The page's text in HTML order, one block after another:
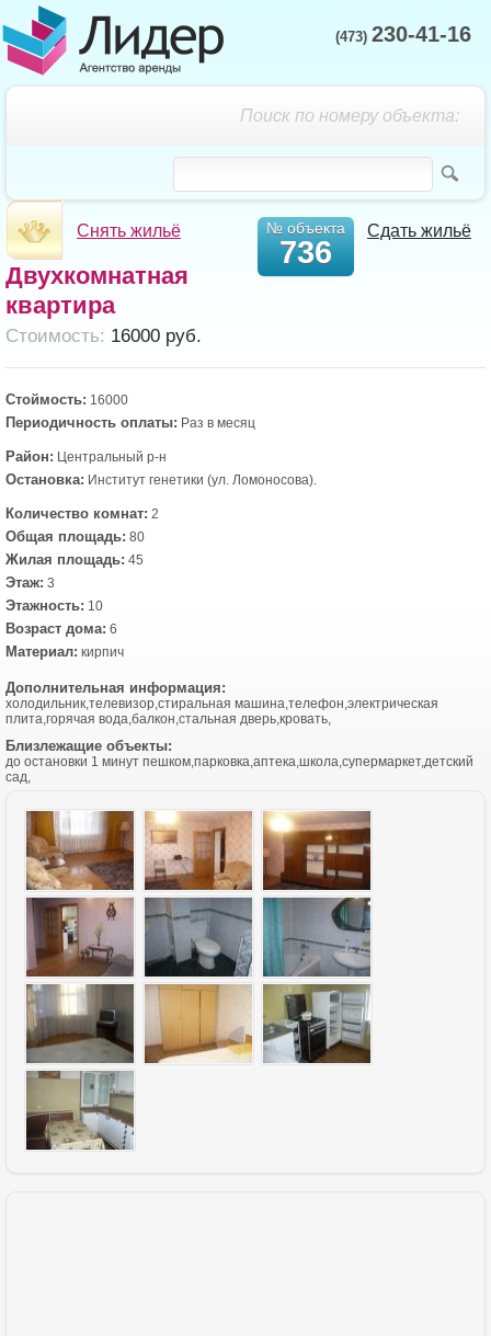
(473) 230-41-16
Поиск по номеру объекта:
Снять жильё Сдать жильё
№ объекта
736
Двухкомнатная
квартира
Cтоимость: 16000 руб.
Стоймость: 16000
Периодичность оплаты: Раз в месяц
Район: Центральный р-н
Остановка: Институт генетики (ул. Ломоносова).
Количество комнат: 2
Общая площадь: 80
Жилая площадь: 45
Этаж: 3
Этажность: 10
Возраст дома: 6
Материал: кирпич
Дополнительная информация:
холодильник,телевизор,стиральная машина,телефон,электрическая
плита,горячая вода,балкон,стальная дверь,кровать,
Близлежащие объекты:
до остановки 1 минут пешком,парковка,аптека,школа,супермаркет,детский
сад,